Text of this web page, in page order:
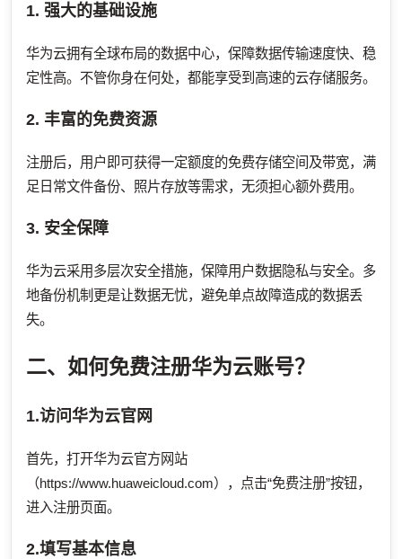
1. 强大的基础设施
华为云拥有全球布局的数据中心，保障数据传输速度快、稳
定性高。不管你身在何处，都能享受到高速的云存储服务。
2. 丰富的免费资源
注册后，用户即可获得一定额度的免费存储空间及带宽，满
足日常文件备份、照片存放等需求，无须担心额外费用。
3. 安全保障
华为云采用多层次安全措施，保障用户数据隐私与安全。多
地备份机制更是让数据无忧，避免单点故障造成的数据丢
失。
二、如何免费注册华为云账号？
1.访问华为云官网
首先，打开华为云官方网站
（https://www.huaweicloud.com），点击“免费注册”按钮，
进入注册页面。
2.填写基本信息